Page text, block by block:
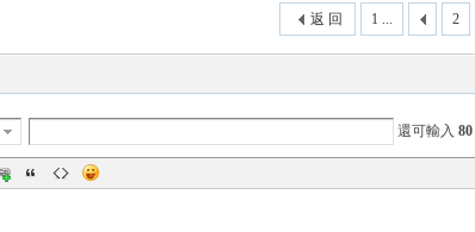
1 ... 2
返 回
還可輸入 80